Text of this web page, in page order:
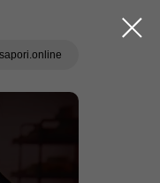
sapori.online